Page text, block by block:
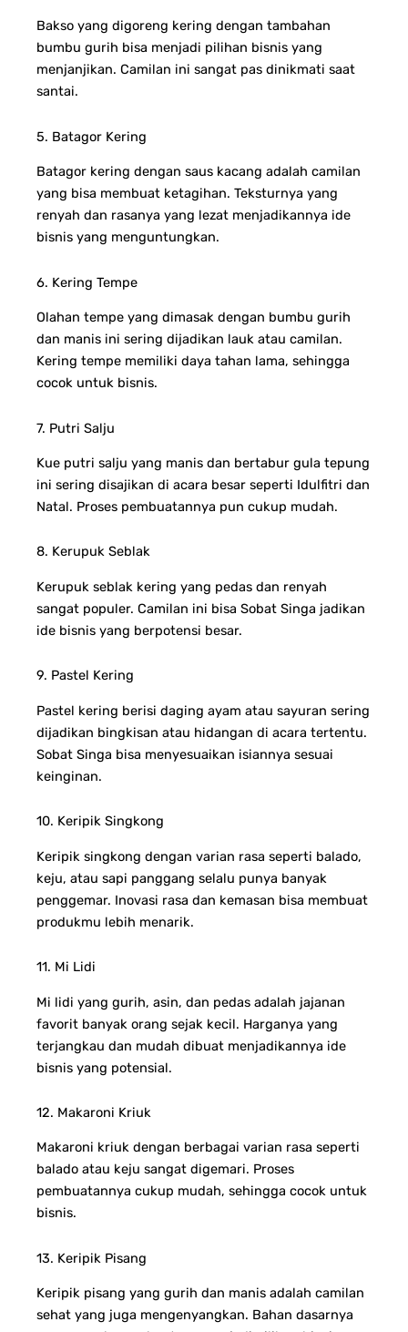
Bakso yang digoreng kering dengan tambahan
bumbu gurih bisa menjadi pilihan bisnis yang
menjanjikan. Camilan ini sangat pas dinikmati saat
santai.
5. Batagor Kering
Batagor kering dengan saus kacang adalah camilan
yang bisa membuat ketagihan. Teksturnya yang
renyah dan rasanya yang lezat menjadikannya ide
bisnis yang menguntungkan.
6. Kering Tempe
Olahan tempe yang dimasak dengan bumbu gurih
dan manis ini sering dijadikan lauk atau camilan.
Kering tempe memiliki daya tahan lama, sehingga
cocok untuk bisnis.
7. Putri Salju
Kue putri salju yang manis dan bertabur gula tepung
ini sering disajikan di acara besar seperti Idulfitri dan
Natal. Proses pembuatannya pun cukup mudah.
8. Kerupuk Seblak
Kerupuk seblak kering yang pedas dan renyah
sangat populer. Camilan ini bisa Sobat Singa jadikan
ide bisnis yang berpotensi besar.
9. Pastel Kering
Pastel kering berisi daging ayam atau sayuran sering
dijadikan bingkisan atau hidangan di acara tertentu.
Sobat Singa bisa menyesuaikan isiannya sesuai
keinginan.
10. Keripik Singkong
Keripik singkong dengan varian rasa seperti balado,
keju, atau sapi panggang selalu punya banyak
penggemar. Inovasi rasa dan kemasan bisa membuat
produkmu lebih menarik.
11. Mi Lidi
Mi lidi yang gurih, asin, dan pedas adalah jajanan
favorit banyak orang sejak kecil. Harganya yang
terjangkau dan mudah dibuat menjadikannya ide
bisnis yang potensial.
12. Makaroni Kriuk
Makaroni kriuk dengan berbagai varian rasa seperti
balado atau keju sangat digemari. Proses
pembuatannya cukup mudah, sehingga cocok untuk
bisnis.
13. Keripik Pisang
Keripik pisang yang gurih dan manis adalah camilan
sehat yang juga mengenyangkan. Bahan dasarnya